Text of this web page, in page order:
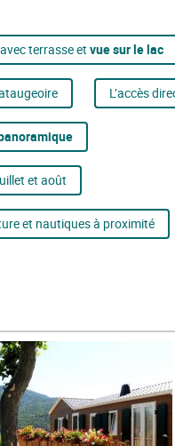
terrasse et vue sur le lac
L’accès
et août
et nautiques à proximité